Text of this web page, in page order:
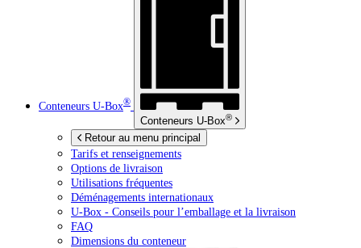
Conteneurs U-Box®
Conteneurs U-Box®
Retour au menu principal
Tarifs et renseignements
Options de livraison
Utilisations fréquentes
Déménagements internationaux
U-Box - Conseils pour l’emballage et la livraison
FAQ
Dimensions du conteneur